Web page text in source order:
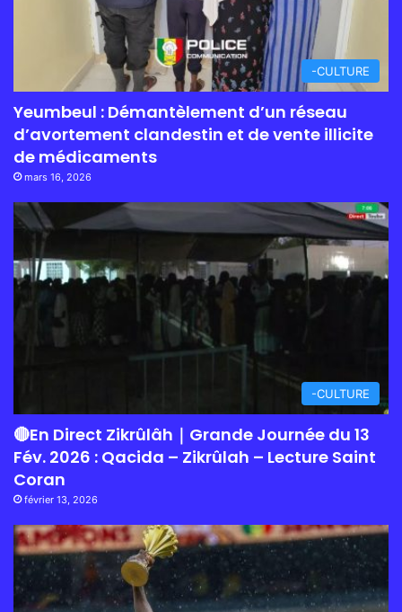
-CULTURE
Yeumbeul : Démantèlement d’un réseau
d’avortement clandestin et de vente illicite
de médicaments
mars 16, 2026
-CULTURE
🔴En Direct Zikrûlâh｜Grande Journée du 13
Fév. 2026 : Qacida – Zikrûlah – Lecture Saint
Coran
février 13, 2026